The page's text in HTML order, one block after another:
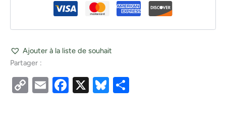
Ajouter à la liste de souhait
Partager :
CopyEmailFacebook
X Bluesky